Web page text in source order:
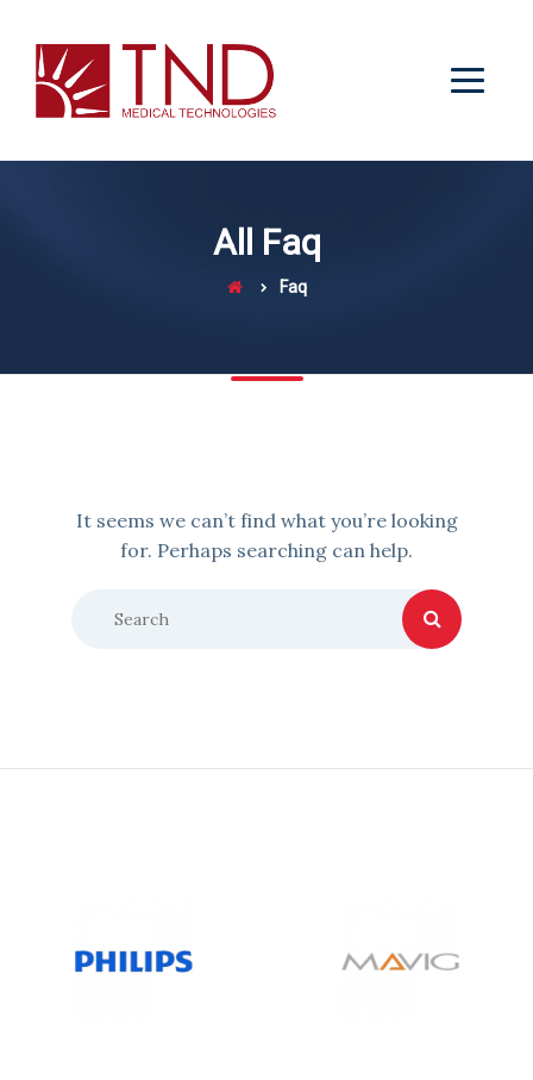
All Faq
Faq
It seems we can’t find what you’re looking
for. Perhaps searching can help.